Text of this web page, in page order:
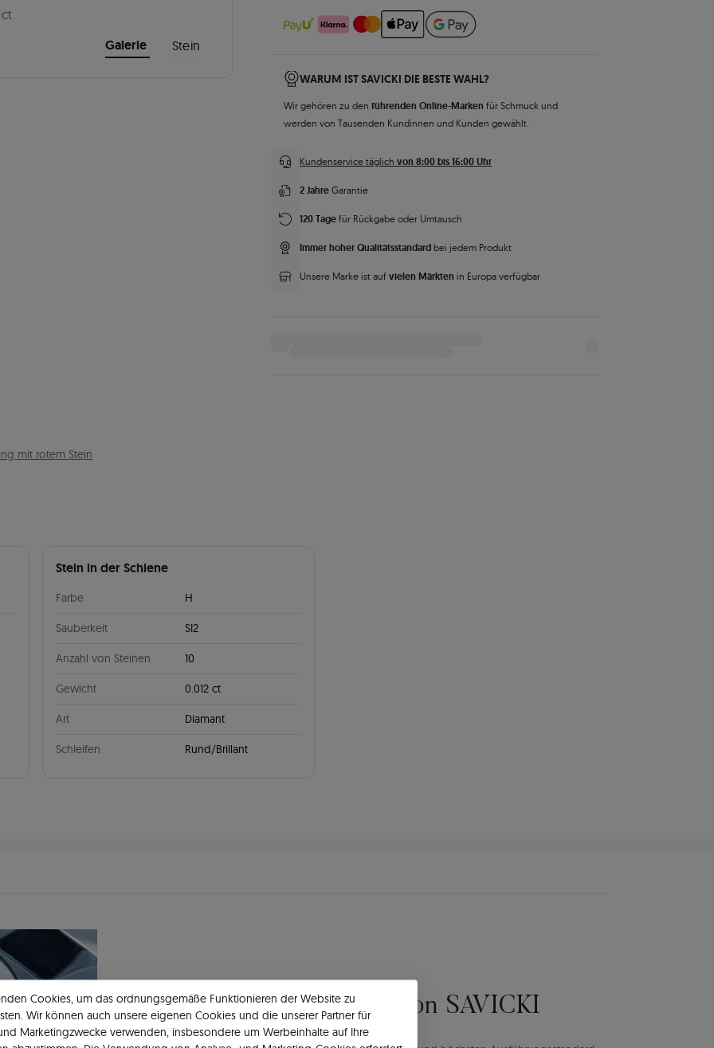
Galerie Stein
ct
WARUM IST SAVICKI DIE BESTE WAHL?
Wir gehören zu den führenden Online-Marken für Schmuck und
werden von Tausenden Kundinnen und Kunden gewählt.
Kundenservice täglich von 8:00 bis 16:00 Uhr
2 Jahre Garantie
120 Tage für Rückgabe oder Umtausch
Immer hoher Qualitätsstandard bei jedem Produkt
Unsere Marke ist auf vielen Märkten in Europa verfügbar
mit rotem Stein
Stein in der Schiene
Farbe H
Sauberkeit SI2
Anzahl von Steinen 10
Gewicht 0.012 ct
Art Diamant
Schleifen Rund/Brillant
Bestätigte Qualität von SAVICKI
Cookies, um das ordnungsgemäße Funktionieren der Website zu
Wir können auch unsere eigenen Cookies und die unserer Partner für
Marketingzwecke verwenden, insbesondere um Werbeinhalte auf Ihre